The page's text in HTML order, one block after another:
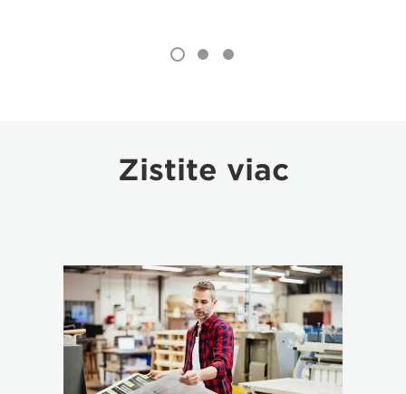
Zistite viac